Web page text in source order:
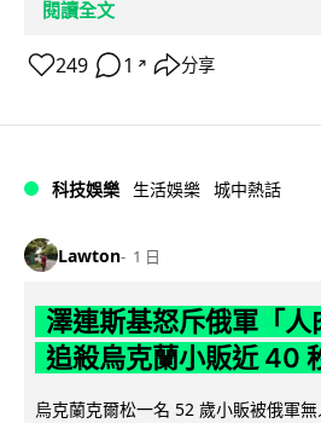
閱讀全文
249 1 ↗ 分享
科技娛樂 生活娛樂 城中熱話
Lawton 1 日
澤連斯基怒斥俄軍「人
追殺烏克蘭小販近 40
烏克蘭克爾松一名 52 歲小販被俄軍